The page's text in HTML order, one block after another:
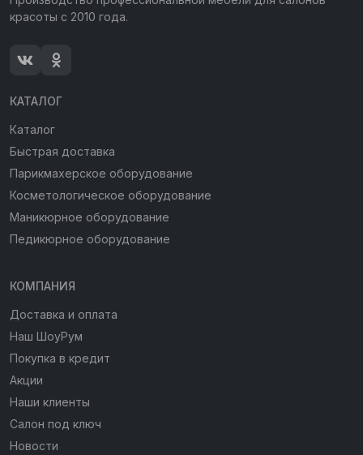
красоты с 2010 года.
КАТАЛОГ
Каталог
Быстрая доставка
Парикмахерское оборудование
Косметологическое оборудование
Маникюрное оборудование
Педикюрное оборудование
КОМПАНИЯ
Доставка и оплата
Наш ШоуРум
Покупка в кредит
Акции
Наши клиенты
Салон под ключ
Новости